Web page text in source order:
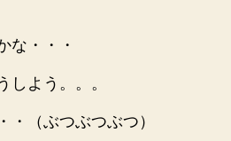
な・・・
しよう。。。
・（ぶつぶつぶつ）